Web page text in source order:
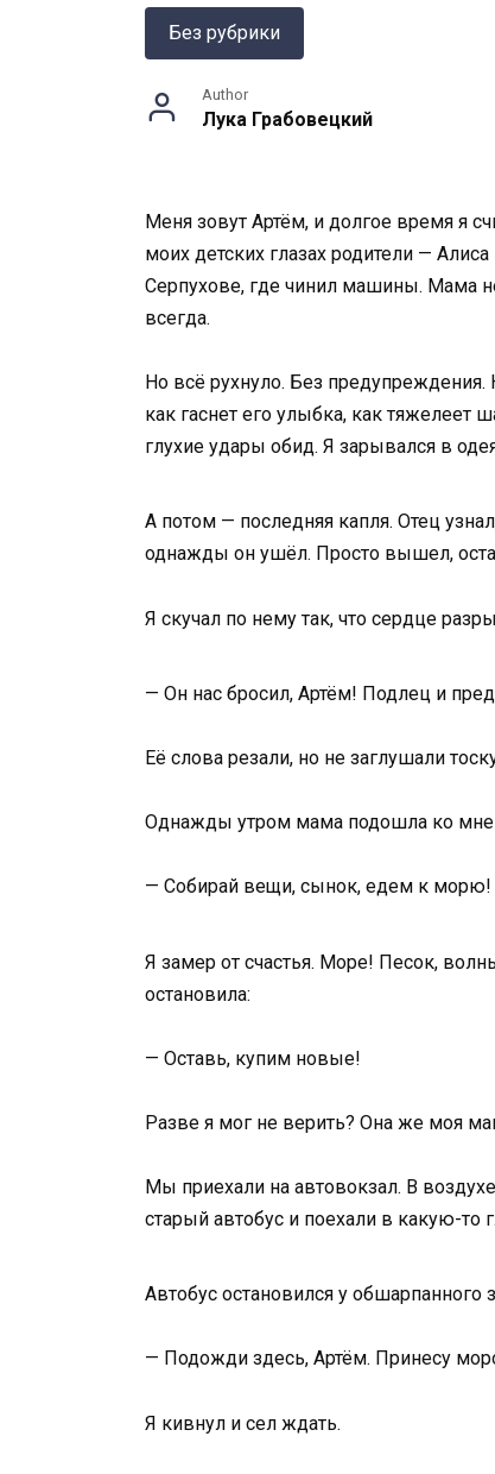
Без рубрики
Author
Лука Грабовецкий
Меня зовут Артём, и долгое время я
моих детских глазах родители —
Серпухове, где чинил машины. Мама
всегда.
Но всё рухнуло. Без предупреждения.
как гаснет его улыбка, как тяжелеет
глухие удары обид. Я зарывался в
А потом — последняя капля. Отец
однажды он ушёл. Просто вышел,
Я скучал по нему так, что сердце
— Он нас бросил, Артём! Подлец и
Её слова резали, но не заглушали
Однажды утром мама подошла ко мне
— Собирай вещи, сынок, едем к морю!
Я замер от счастья. Море! Песок,
остановила:
— Оставь, купим новые!
Разве я мог не верить? Она же моя
Мы приехали на автовокзал. В
старый автобус и поехали в какую-то
Автобус остановился у обшарпанного
— Подожди здесь, Артём. Принесу
Я кивнул и сел ждать.